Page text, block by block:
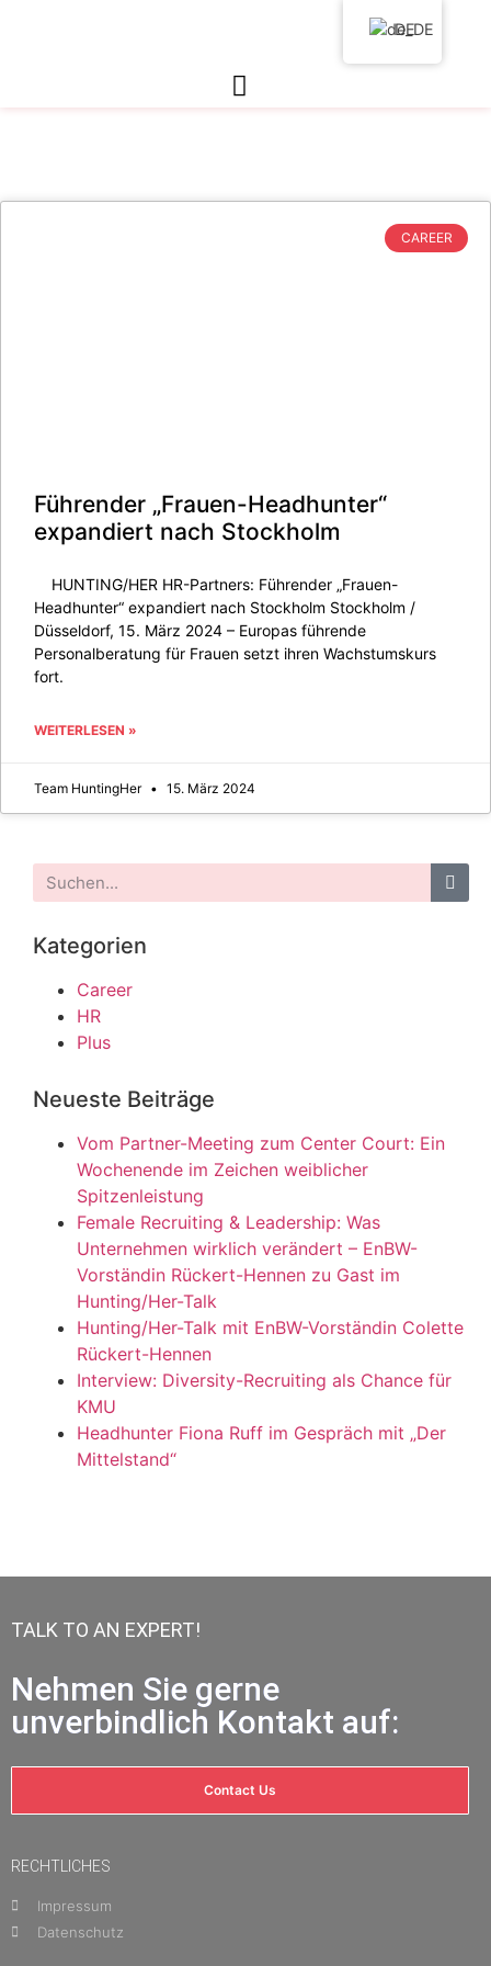
CAREER
Führender „Frauen-Headhunter“
expandiert nach Stockholm
HUNTING/HER HR-Partners: Führender „Frauen-
Headhunter“ expandiert nach Stockholm Stockholm /
Düsseldorf, 15. März 2024 – Europas führende
Personalberatung für Frauen setzt ihren Wachstumskurs
fort.
WEITERLESEN »
Team HuntingHer 15. März 2024
Kategorien
Career
HR
Plus
Neueste Beiträge
Vom Partner-Meeting zum Center Court: Ein
Wochenende im Zeichen weiblicher
Spitzenleistung
Female Recruiting & Leadership: Was
Unternehmen wirklich verändert – EnBW-
Vorständin Rückert-Hennen zu Gast im
Hunting/Her-Talk
Hunting/Her-Talk mit EnBW-Vorständin Colette
Rückert-Hennen
Interview: Diversity-Recruiting als Chance für
KMU
Headhunter Fiona Ruff im Gespräch mit „Der
Mittelstand“
TALK TO AN EXPERT!
Nehmen Sie gerne
unverbindlich Kontakt auf:
Contact Us
RECHTLICHES
Impressum
Datenschutz
DE